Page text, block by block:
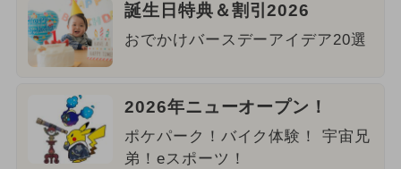
誕生日特典＆割引2026
おでかけバースデーアイデア20選
2026年ニューオープン！
ポケパーク！バイク体験！ 宇宙兄
弟！eスポーツ！